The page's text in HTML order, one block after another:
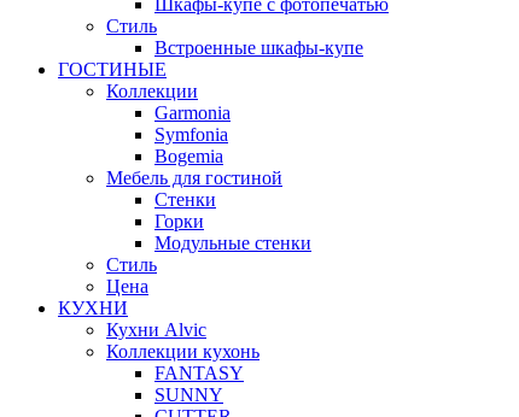
Шкафы-купе с фотопечатью
Стиль
Встроенные шкафы-купе
ГОСТИНЫЕ
Коллекции
Garmonia
Symfonia
Bogemia
Мебель для гостиной
Стенки
Горки
Модульные стенки
Стиль
Цена
КУХНИ
Кухни Alvic
Коллекции кухонь
FANTASY
SUNNY